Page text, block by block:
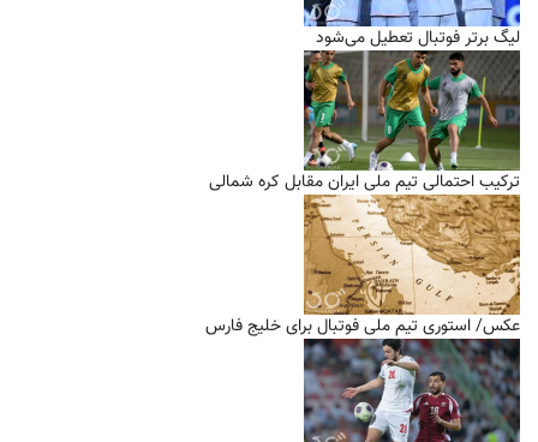
لیگ برتر فوتبال تعطیل می‌شود
ترکیب احتمالی تیم ملی ایران مقابل کره شمالی
عکس/ استوری تیم ملی فوتبال برای خلیج فارس